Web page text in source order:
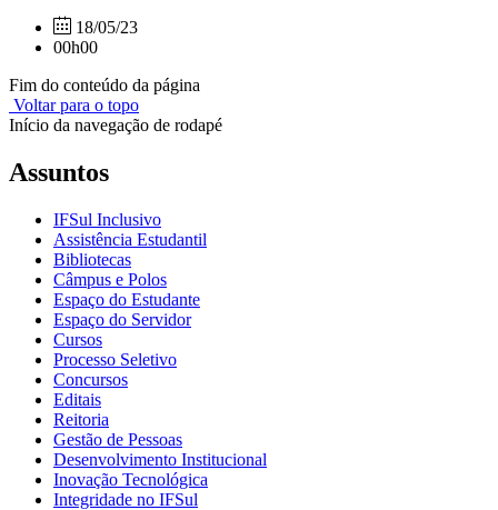
18/05/23
00h00
Fim do conteúdo da página
Voltar para o topo
Início da navegação de rodapé
Assuntos
IFSul Inclusivo
Assistência Estudantil
Bibliotecas
Câmpus e Polos
Espaço do Estudante
Espaço do Servidor
Cursos
Processo Seletivo
Concursos
Editais
Reitoria
Gestão de Pessoas
Desenvolvimento Institucional
Inovação Tecnológica
Integridade no IFSul